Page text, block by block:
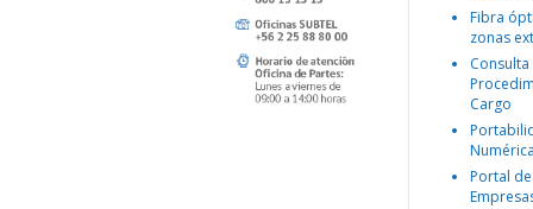
Fibra
zonas
Consulta
Cargo
Portal